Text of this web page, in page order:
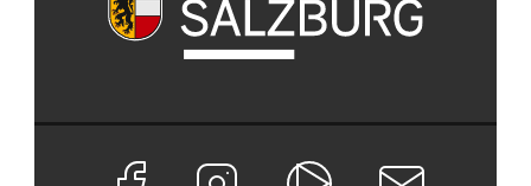
Facebook Seite von Land Salzburg
Instagram Seite von Land Salzburg
Salzburg ONNewsletter